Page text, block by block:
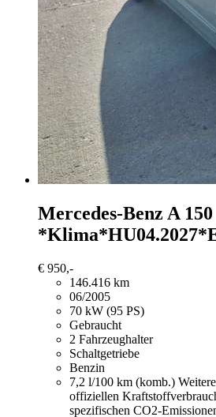
Mercedes-Benz A 150
€ 950,-
146.416 km
06/2005
70 kW (95 PS)
Gebraucht
2 Fahrzeughalter
Schaltgetriebe
Benzin
7,2 l/100 km (komb.)
offiziellen
spezifischen CO2-